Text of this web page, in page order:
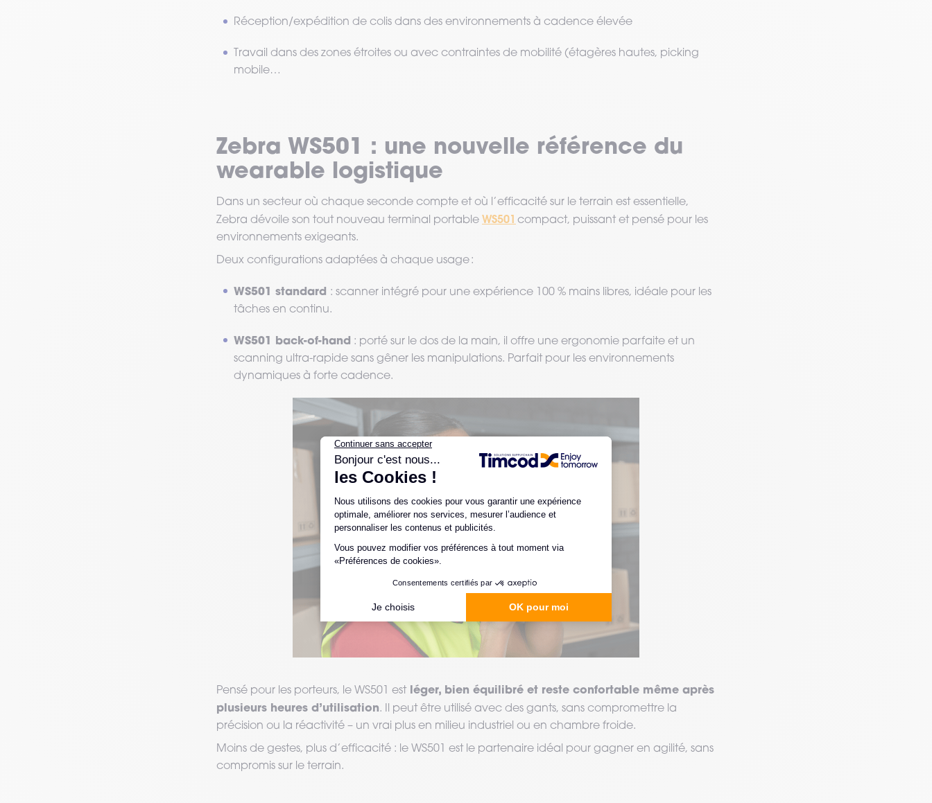
Réception/expédition de colis dans des environnements à cadence élevée
Travail dans des zones étroites ou avec contraintes de mobilité (étagères hautes, picking
mobile…
Zebra WS501 : une nouvelle référence du
wearable logistique
Dans un secteur où chaque seconde compte et où l’efficacité sur le terrain est essentielle,
Zebra dévoile son tout nouveau terminal portable WS501 compact, puissant et pensé pour les
environnements exigeants.
Deux configurations adaptées à chaque usage :
WS501 standard : scanner intégré pour une expérience 100 % mains libres, idéale pour les
tâches en continu.
WS501 back-of-hand : porté sur le dos de la main, il offre une ergonomie parfaite et un
scanning ultra-rapide sans gêner les manipulations. Parfait pour les environnements
dynamiques à forte cadence.
Pensé pour les porteurs, le WS501 estléger, bien équilibré et reste confortable même après
plusieurs heures d’utilisation. Il peut être utilisé avec des gants, sans compromettre la
précision ou la réactivité – un vrai plus en milieu industriel ou en chambre froide.
Moins de gestes, plus d’efficacité : le WS501 est le partenaire idéal pour gagner en agilité, sans
compromis sur le terrain.